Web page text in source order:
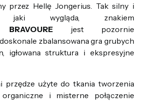
przez Hellę Jongerius. Tak silny i
wygląda, znakiem
BRAVOURE jest pozornie
zbalansowana gra grubych
igłowana struktura i ekspresyjne
przędze użyte do tkania tworzenia
i misterne połączenie